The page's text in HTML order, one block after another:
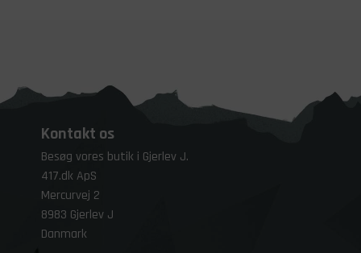
Kontakt os
Besøg vores butik i Gjerlev J.
417.dk ApS
Mercurvej 2
8983 Gjerlev J
Danmark